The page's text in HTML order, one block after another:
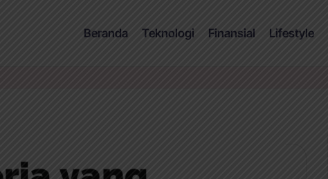
Beranda Teknologi Finansial Lifestyle